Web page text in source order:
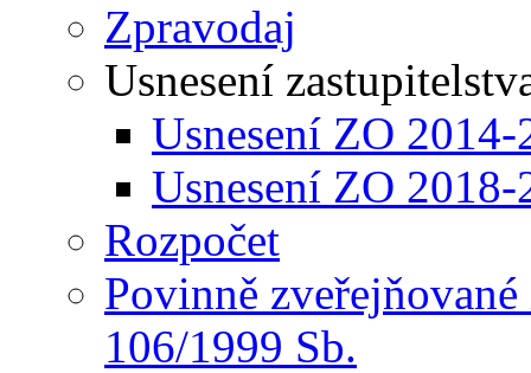
Zpravodaj
Usnesení
Usnesení ZO 2014-
Usnesení ZO 2018-
Rozpočet
Povinně
106/1999 Sb.